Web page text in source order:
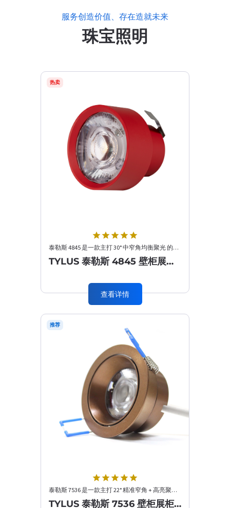
服务创造价值、存在造就未来
珠宝照明
热卖
star star star star star
泰勒斯 4845 是一款主打 30° 中窄角均衡聚光 的展柜 / 橱窗顶光专用灯，延续了系列高端芯片、顶级防眩的核···
TYLUS 泰勒斯 4845 壁柜展柜橱窗顶光照明
查看详情
推荐
star star star star star
泰勒斯 7536 是一款主打 22° 精准窄角 + 高亮聚光 的高端展柜 / 橱窗顶光专用灯，搭载朗明纳斯芯片，以 8W···
TYLUS 泰勒斯 7536 壁柜展柜橱窗顶光照明